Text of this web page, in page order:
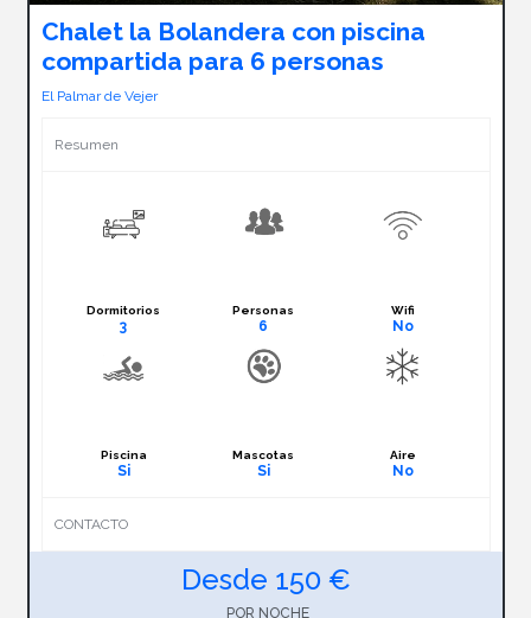
Chalet la Bolandera con piscina
compartida para 6 personas
El Palmar de Vejer
Resumen
Dormitorios
3
Personas
6
Wifi
No
Piscina
Si
Mascotas
Si
Aire
No
CONTACTO
Desde 150 €
POR NOCHE